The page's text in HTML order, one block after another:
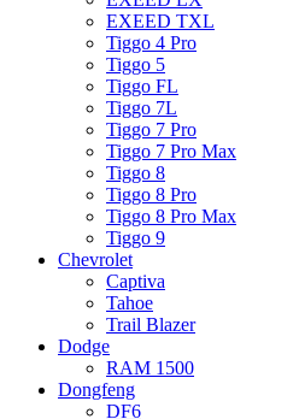
EXEED TXL
Tiggo 4 Pro
Tiggo 5
Tiggo FL
Tiggo 7L
Tiggo 7 Pro
Tiggo 7 Pro Max
Tiggo 8
Tiggo 8 Pro
Tiggo 8 Pro Max
Tiggo 9
Chevrolet
Captiva
Tahoe
Trail Blazer
Dodge
RAM 1500
Dongfeng
DF6